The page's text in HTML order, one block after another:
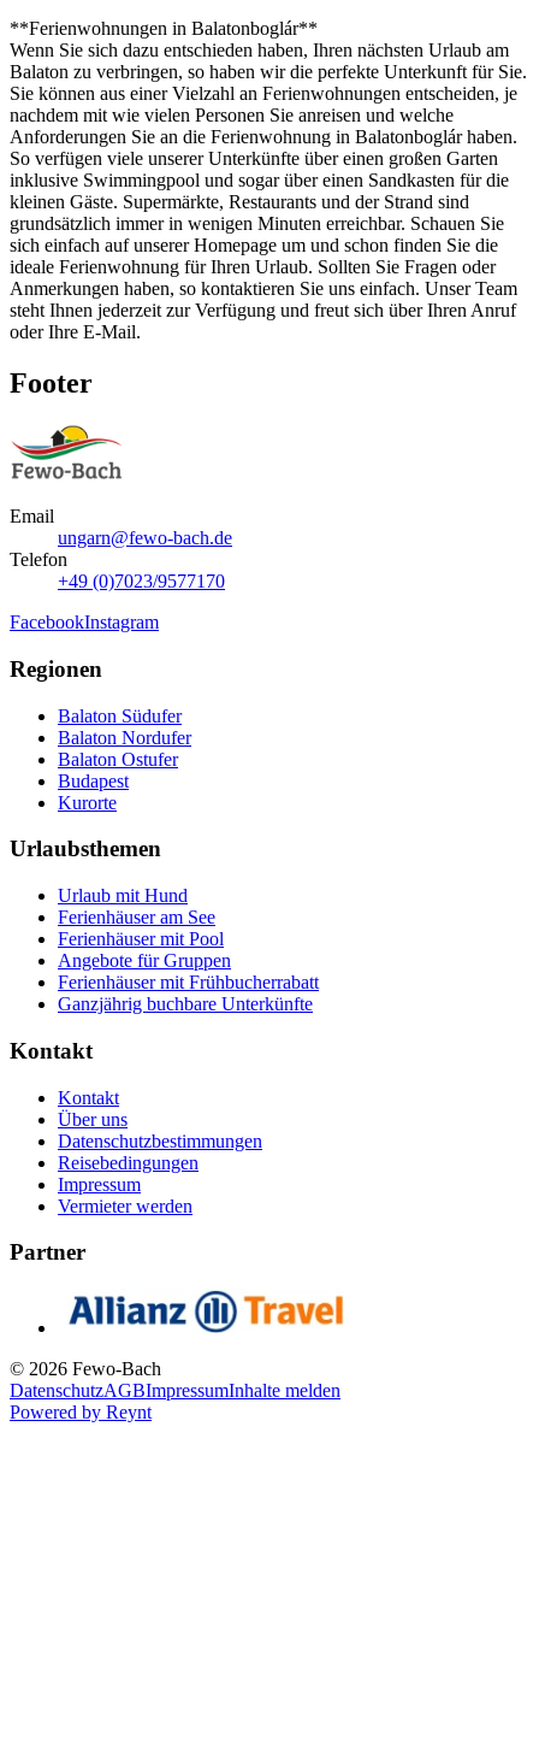
**Ferienwohnungen in Balatonboglár**
Wenn Sie sich dazu entschieden haben, Ihren nächsten Urlaub am
Balaton zu verbringen, so haben wir die perfekte Unterkunft für Sie.
Sie können aus einer Vielzahl an Ferienwohnungen entscheiden, je
nachdem mit wie vielen Personen Sie anreisen und welche
Anforderungen Sie an die Ferienwohnung in Balatonboglár haben.
So verfügen viele unserer Unterkünfte über einen großen Garten
inklusive Swimmingpool und sogar über einen Sandkasten für die
kleinen Gäste. Supermärkte, Restaurants und der Strand sind
grundsätzlich immer in wenigen Minuten erreichbar. Schauen Sie
sich einfach auf unserer Homepage um und schon finden Sie die
ideale Ferienwohnung für Ihren Urlaub. Sollten Sie Fragen oder
Anmerkungen haben, so kontaktieren Sie uns einfach. Unser Team
steht Ihnen jederzeit zur Verfügung und freut sich über Ihren Anruf
oder Ihre E-Mail.
Footer
Email
ungarn@fewo-bach.de
Telefon
+49 (0)7023/9577170
FacebookInstagram
Regionen
Balaton Südufer
Balaton Nordufer
Balaton Ostufer
Budapest
Kurorte
Urlaubsthemen
Urlaub mit Hund
Ferienhäuser am See
Ferienhäuser mit Pool
Angebote für Gruppen
Ferienhäuser mit Frühbucherrabatt
Ganzjährig buchbare Unterkünfte
Kontakt
Kontakt
Über uns
Datenschutzbestimmungen
Reisebedingungen
Impressum
Vermieter werden
Partner
© 2026 Fewo-Bach
DatenschutzAGBImpressumInhalte melden
Powered by Reynt